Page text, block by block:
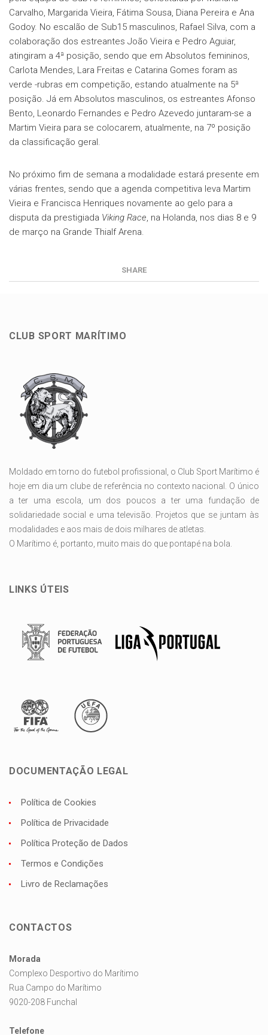
Carvalho, Margarida Vieira, Fátima Sousa, Diana Pereira e Ana
Godoy. No escalão de Sub15 masculinos, Rafael Silva, com a
colaboração dos estreantes João Vieira e Pedro Aguiar,
atingiram a 4ª posição, sendo que em Absolutos femininos,
Carlota Mendes, Lara Freitas e Catarina Gomes foram as
verde -rubras em competição, estando atualmente na 5ª
posição. Já em Absolutos masculinos, os estreantes Afonso
Bento, Leonardo Fernandes e Pedro Azevedo juntaram-se a
Martim Vieira para se colocarem, atualmente, na 7º posição
da classificação geral.
No próximo fim de semana a modalidade estará presente em
várias frentes, sendo que a agenda competitiva leva Martim
Vieira e Francisca Henriques novamente ao gelo para a
disputa da prestigiada Viking Race, na Holanda, nos dias 8 e 9
de março na Grande Thialf Arena.
SHARE
CLUB SPORT MARÍTIMO
Moldado em torno do futebol profissional, o Club Sport Marítimo é
hoje em dia um clube de referência no contexto nacional. O único
a ter uma escola, um dos poucos a ter uma fundação de
solidariedade social e uma televisão. Projetos que se juntam às
modalidades e aos mais de dois milhares de atletas.
O Marítimo é, portanto, muito mais do que pontapé na bola.
LINKS ÚTEIS
DOCUMENTAÇÃO LEGAL
Política de Cookies
Política de Privacidade
Política Proteção de Dados
Termos e Condições
Livro de Reclamações
CONTACTOS
Morada
Complexo Desportivo do Marítimo
Rua Campo do Marítimo
9020-208 Funchal
Telefone